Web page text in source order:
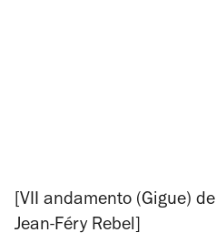
[VII andamento (Gigue) de
Jean-Féry Rebel]